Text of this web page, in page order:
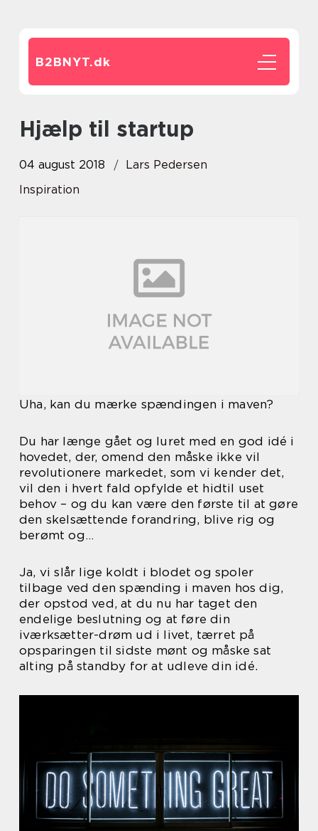
B2BNYT.dk
Hjælp til startup
04 august 2018
Lars Pedersen
Inspiration
Uha, kan du mærke spændingen i maven?
Du har længe gået og luret med en god idé i
hovedet, der, omend den måske ikke vil
revolutionere markedet, som vi kender det,
vil den i hvert fald opfylde et hidtil uset
behov – og du kan være den første til at gøre
den skelsættende forandring, blive rig og
berømt og…
Ja, vi slår lige koldt i blodet og spoler
tilbage ved den spænding i maven hos dig,
der opstod ved, at du nu har taget den
endelige beslutning og at føre din
iværksætter-drøm ud i livet, tærret på
opsparingen til sidste mønt og måske sat
alting på standby for at udleve din idé.